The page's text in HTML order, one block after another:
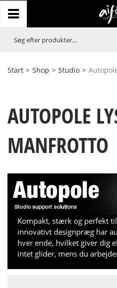
Start > Shop > Studio >
AUTOPOLE
MANFROTTO
Kompakt, stærk og perfekt
innovativt designpræg har
hver ende, hvilket giver dig
intet glider, mens du